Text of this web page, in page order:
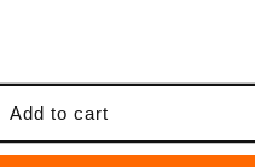
Add to cart